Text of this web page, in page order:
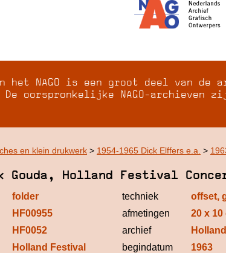
het NAGO is een groot deel van de
oorspronkelijke NAGO-
en klein drukwerk > 1954-1965 Dick Elffers e.a. >
Gouda, Holland Festival
folder techniek
offset,
HF00955 afmetingen
20 x 10
HF0052 archief
Holland Festival begindatum
1963